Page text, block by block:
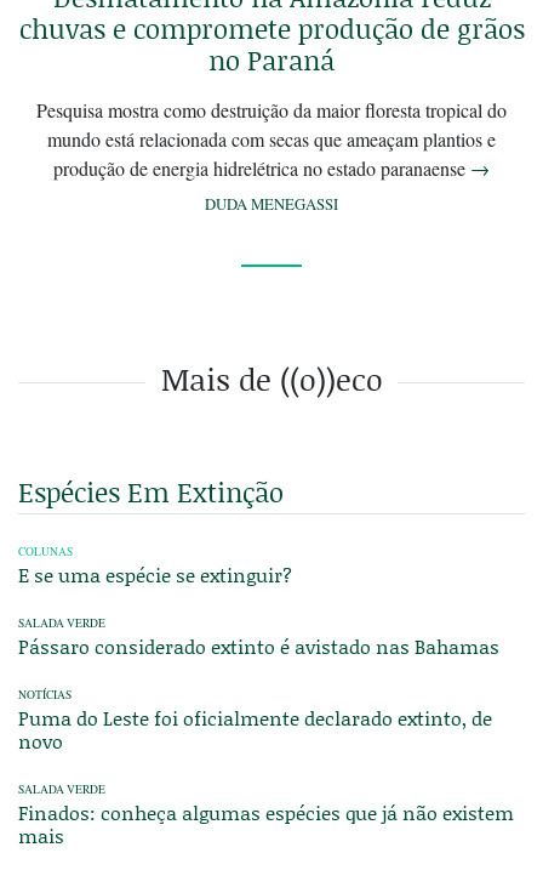
chuvas e compromete produção de grãos
no Paraná
Pesquisa mostra como destruição da maior floresta tropical do
mundo está relacionada com secas que ameaçam plantios e
produção de energia hidrelétrica no estado paranaense →
DUDA MENEGASSI
Mais de ((o))eco
Espécies Em Extinção
COLUNAS
E se uma espécie se extinguir?
SALADA VERDE
Pássaro considerado extinto é avistado nas Bahamas
NOTÍCIAS
Puma do Leste foi oficialmente declarado extinto, de
novo
SALADA VERDE
Finados: conheça algumas espécies que já não existem
mais